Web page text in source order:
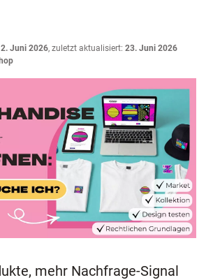
Juni 2026, zuletzt aktualisiert: 23. Juni 2026
mehr Nachfrage-Signal